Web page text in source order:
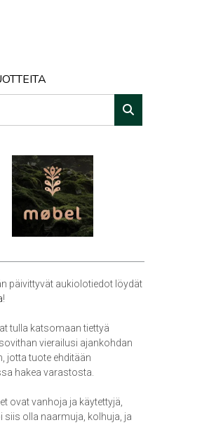
päivittyvät aukiolotiedot löydät
!
tulla katsomaan tiettyä
vierailusi ajankohdan
jotta tuote ehditään
hakea varastosta.
ovat vanhoja ja käytettyjä,
siis olla naarmuja, kolhuja, ja